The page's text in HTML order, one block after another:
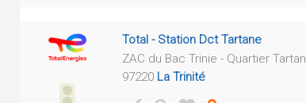
Total - Station Dct Tartane
ZAC du Bac Trinie - Quartier
97220 La Trinité